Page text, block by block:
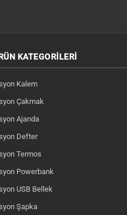
KATEGORILERI
Kalem
Çakmak
Ajanda
Defter
Termos
Powerbank
USB Bellek
Şapka